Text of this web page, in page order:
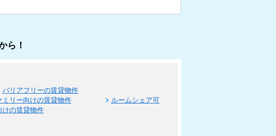
ら！
バリアフリーの賃貸物件
ミリー向けの賃貸物件
ルームシェア可
けの賃貸物件